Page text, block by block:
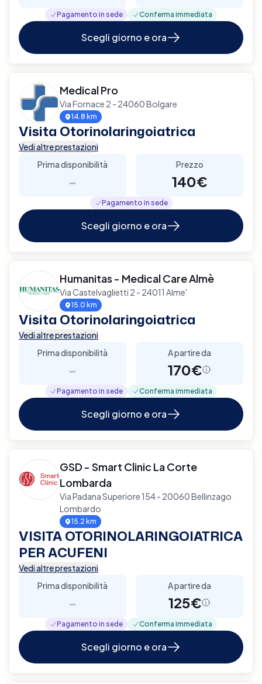
Pagamento in sede Conferma immediata
Scegli giorno e ora
Medical Pro
Via Fornace 2 - 24060 Bolgare
14.8 km
Visita Otorinolaringoiatrica
Vedi altre prestazioni
Prima disponibilità
-
Prezzo
140€
Pagamento in sede
Scegli giorno e ora
Humanitas - Medical Care Almè
Via Castelvaglietti 2 - 24011 Alme'
15.0 km
Visita Otorinolaringoiatrica
Vedi altre prestazioni
Prima disponibilità
-
A partire da
170€
Pagamento in sede Conferma immediata
Scegli giorno e ora
GSD - Smart Clinic La Corte
Lombarda
Via Padana Superiore 154 - 20060 Bellinzago
Lombardo
15.2 km
VISITA OTORINOLARINGOIATRICA
PER ACUFENI
Vedi altre prestazioni
Prima disponibilità
-
A partire da
125€
Pagamento in sede Conferma immediata
Scegli giorno e ora